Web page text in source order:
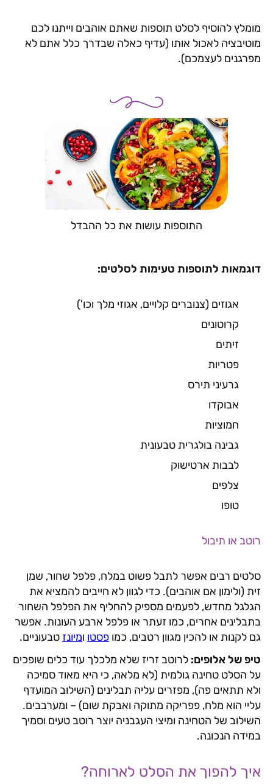
מומלץ להוסיף לסלט תוספות שאתם אוהבים וייתנו לכם
מוטיבציה לאכול אותו (עדיף כאלה שבדרך כלל אתם לא
מפרגנים לעצמכם).
התוספות עושות את כל ההבדל
דוגמאות לתוספות טעימות לסלטים:
אגוזים (צנוברים קלויים, אגוזי מלך וכו')
קרוטונים
זיתים
פטריות
גרעיני תירס
אבוקדו
חמוציות
גבינה בולגרית טבעונית
לבבות ארטישוק
צלפים
טופו
רוטב או תיבול
סלטים רבים אפשר לתבל פשוט במלח, פלפל שחור, שמן
זית (ולימון אם אוהבים). כדי לגוון לא חייבים להמציא את
הגלגל מחדש, לפעמים מספיק להחליף את הפלפל השחור
בתבלינים אחרים, כמו זעתר או פלפל ארבע העונות. אפשר
גם לקנות או להכין מגוון רטבים, כמו פסטו ומיונז טבעוניים.
טיפ של אלופים: לרוטב זריז שלא מלכלך עוד כלים שופכים
על הסלט טחינה גולמית (לא מלאה, כי היא מאוד סמיכה
ולא תתאים פה), מפזרים עליה תבלינים (השילוב המועדף
עליי הוא מלח, פפריקה מתוקה ואבקת שום) – ומערבבים.
השילוב של הטחינה ומיצי העגבניה יוצר רוטב טעים וסמיך
במידה הנכונה.
איך להפוך את הסלט לארוחה?